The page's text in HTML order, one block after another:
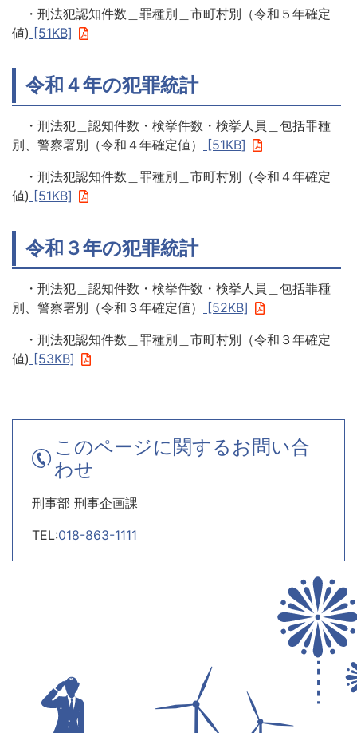
・刑法犯認知件数＿罪種別＿市町村別（令和５年確定
値) [51KB]
令和４年の犯罪統計
・刑法犯＿認知件数・検挙件数・検挙人員＿包括罪種
別、警察署別（令和４年確定値）
[51KB]
・刑法犯認知件数＿罪種別＿市町村別（令和４年確定
値) [51KB]
令和３年の犯罪統計
・刑法犯＿認知件数・検挙件数・検挙人員＿包括罪種
別、警察署別（令和３年確定値）
[52KB]
・刑法犯認知件数＿罪種別＿市町村別（令和３年確定
値) [53KB]
このページに関するお問い合
わせ
刑事部 刑事企画課
TEL:018-863-1111